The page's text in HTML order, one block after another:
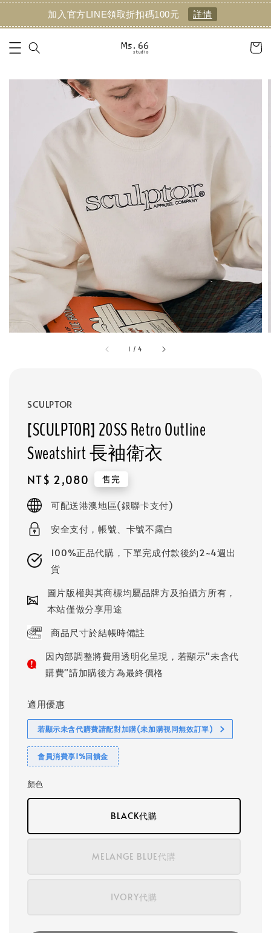
加入官方LINE領取折扣碼100元 詳情
1 /4
SCULPTOR
[SCULPTOR] 20SS Retro Outline
Sweatshirt 長袖衛衣
Regular
price
NT$ 2,080 售完
可配送港澳地區(銀聯卡支付)
安全支付，帳號、卡號不露白
100%正品代購，下單完成付款後約2~4週出
貨
圖片版權與其商標均屬品牌方及拍攝方所有，
本站僅做分享用途
商品尺寸於結帳時備註
因內部調整將費用透明化呈現，若顯示"未含代
購費"請加購後方為最終價格
適用優惠
若顯示未含代購費請配對加購(未加購視同無效訂單)
會員消費享1%回饋金
顏色
BLACK代購
MELANGE BLUE代購
IVORY代購